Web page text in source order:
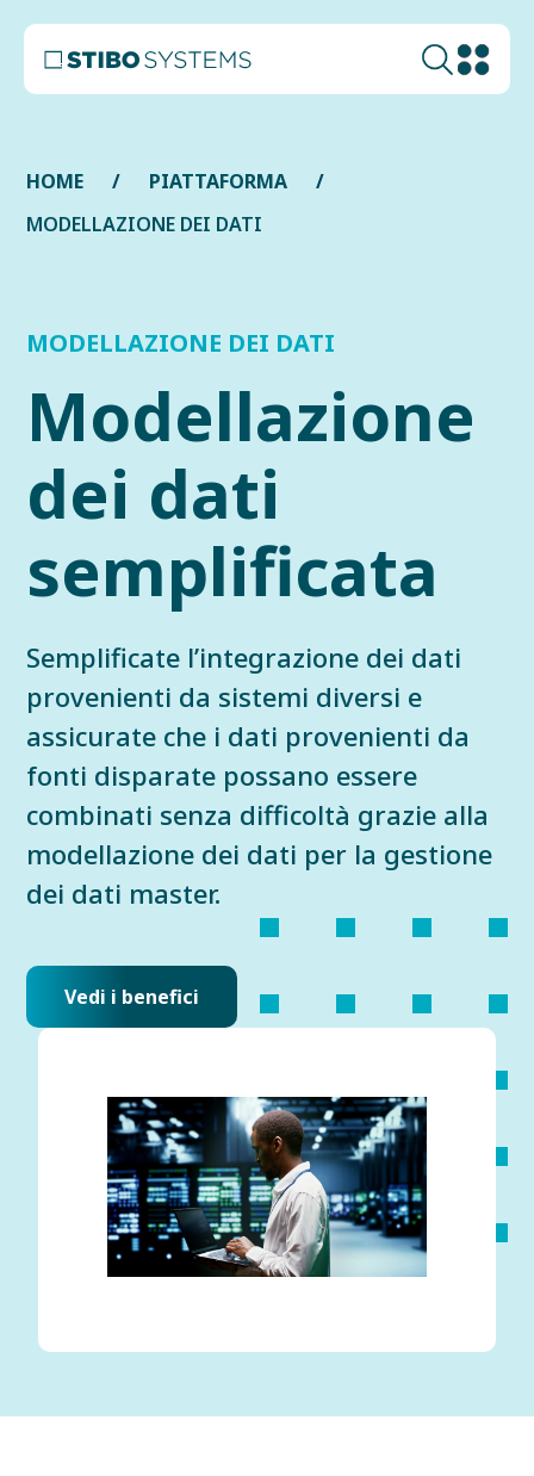
HOME
PIATTAFORMA
MODELLAZIONE DEI DATI
MODELLAZIONE DEI DATI
Modellazione
dei dati
semplificata
Semplificate l’integrazione dei dati
provenienti da sistemi diversi e
assicurate che i dati provenienti da
fonti disparate possano essere
combinati senza difficoltà grazie alla
modellazione dei dati per la gestione
dei dati master.
Vedi i benefici